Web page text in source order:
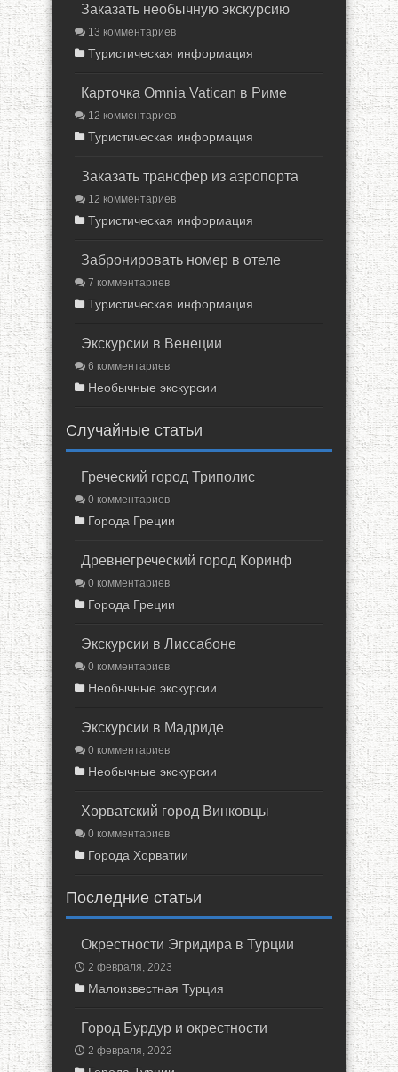
Заказать необычную экскурсию
13 комментариев
Туристическая информация
Карточка Omnia Vatican в Риме
12 комментариев
Туристическая информация
Заказать трансфер из аэропорта
12 комментариев
Туристическая информация
Забронировать номер в отеле
7 комментариев
Туристическая информация
Экскурсии в Венеции
6 комментариев
Необычные экскурсии
Случайные статьи
Греческий город Триполис
0 комментариев
Города Греции
Древнегреческий город Коринф
0 комментариев
Города Греции
Экскурсии в Лиссабоне
0 комментариев
Необычные экскурсии
Экскурсии в Мадриде
0 комментариев
Необычные экскурсии
Хорватский город Винковцы
0 комментариев
Города Хорватии
Последние статьи
Окрестности Эгридира в Турции
2 февраля, 2023
Малоизвестная Турция
Город Бурдур и окрестности
2 февраля, 2022